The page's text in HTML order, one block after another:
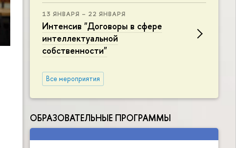
13 ЯНВАРЯ – 22 ЯНВАРЯ
Интенсив "Договоры в сфере
интеллектуальной
собственности"
Все мероприятия
ОБРАЗОВАТЕЛЬНЫЕ ПРОГРАММЫ